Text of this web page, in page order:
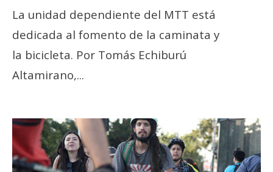
La unidad dependiente del MTT está
dedicada al fomento de la caminata y
la bicicleta. Por Tomás Echiburú
Altamirano,...